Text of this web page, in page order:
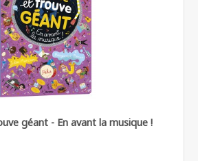
géant - En avant la musique !